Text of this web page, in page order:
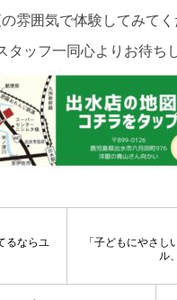
雰囲気で体験してみてく
タッフ一同心よりお待ち
るならユ
「子どもにやさ
ル